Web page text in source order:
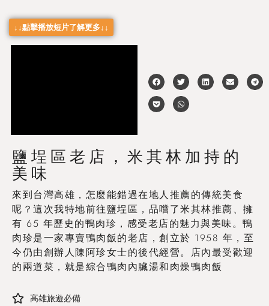
↓↓點擊播放短片了解更多↓↓
鹽埕區老店，米其林加持的
美味
來到台灣高雄，怎麼能錯過在地人推薦的傳統美食
呢？這次我特地前往鹽埕區，品嚐了米其林推薦、擁
有 65 年歷史的鴨肉珍，感受老店的魅力與美味。鴨
肉珍是一家專賣鴨肉飯的老店，創立於 1958 年，至
今仍由創辦人陳阿珍女士的後代經營。店內最受歡迎
的兩道菜，就是綜合鴨肉內臟湯和肉燥鴨肉飯
高雄旅遊必備